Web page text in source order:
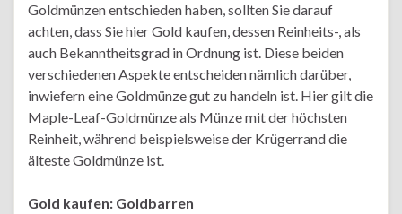
Goldmünzen entschieden haben, sollten Sie darauf
achten, dass Sie hier Gold kaufen, dessen Reinheits-, als
auch Bekanntheitsgrad in Ordnung ist. Diese beiden
verschiedenen Aspekte entscheiden nämlich darüber,
inwiefern eine Goldmünze gut zu handeln ist. Hier gilt die
Maple-Leaf-Goldmünze als Münze mit der höchsten
Reinheit, während beispielsweise der Krügerrand die
älteste Goldmünze ist.
Gold kaufen: Goldbarren